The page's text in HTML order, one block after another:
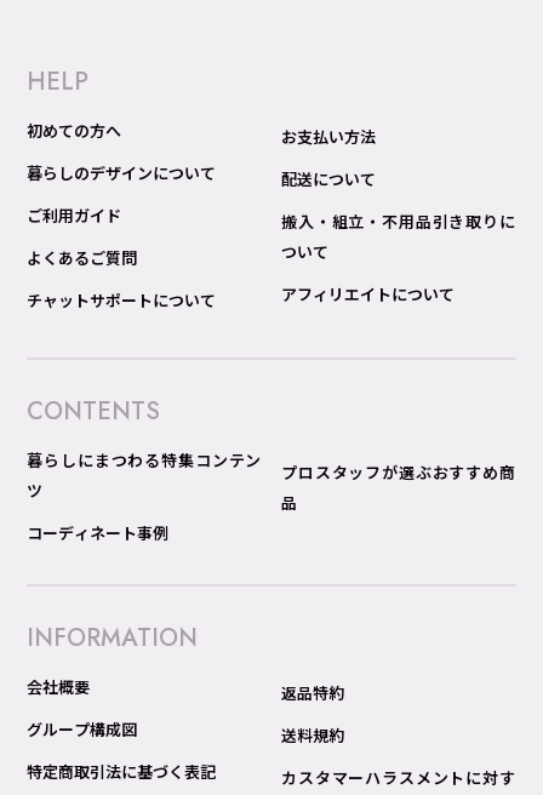
HELP
初めての方へ
暮らしのデザインについて
ご利用ガイド
よくあるご質問
チャットサポートについて
お支払い方法
配送について
搬入・組立・不用品引き取りに
ついて
アフィリエイトについて
CONTENTS
暮らしにまつわる特集コンテン
ツ
コーディネート事例
プロスタッフが選ぶおすすめ商
品
INFORMATION
会社概要
グループ構成図
特定商取引法に基づく表記
返品特約
送料規約
カスタマーハラスメントに対す